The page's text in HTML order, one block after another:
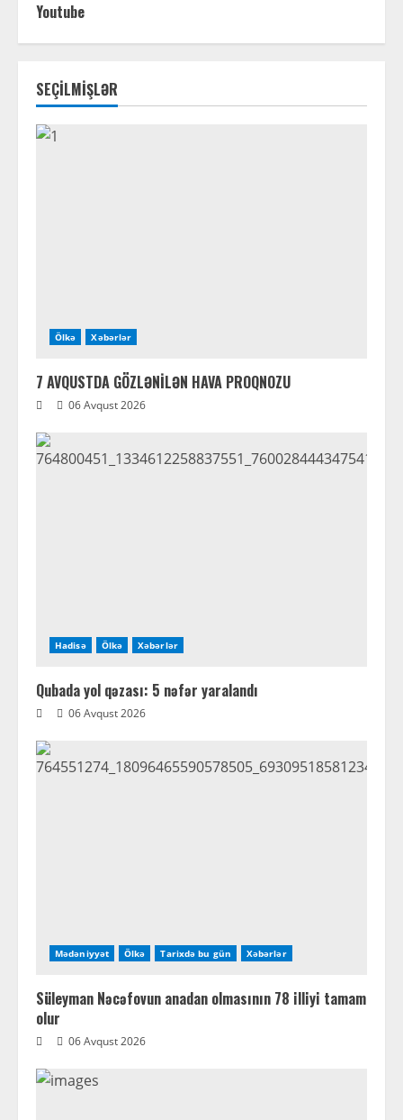
Youtube
SEÇİLMİŞLƏR
Ölkə Xəbərlər
7 AVQUSTDA GÖZLƏNİLƏN HAVA PROQNOZU
06 Avqust 2026
Hadisə Ölkə Xəbərlər
Qubada yol qəzası: 5 nəfər yaralandı
06 Avqust 2026
Mədəniyyət Ölkə Tarixdə bu gün Xəbərlər
Süleyman Nəcəfovun anadan olmasının 78 illiyi tamam
olur
06 Avqust 2026